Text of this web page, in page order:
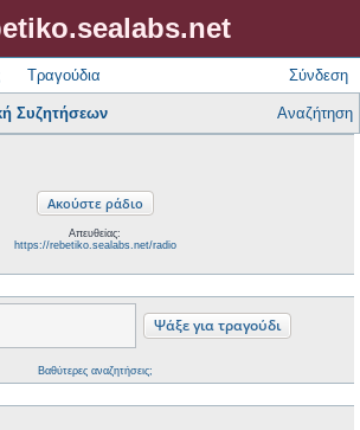
Τραγούδια Σύνδεση
Συζητήσεων Αναζήτηση
Απευθείας:
https://rebetiko.sealabs.net/radio
Βαθύτερες αναζητήσεις;